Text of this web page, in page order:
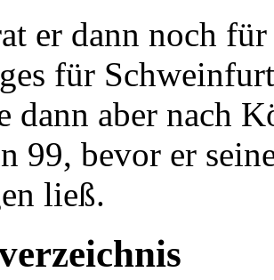
er dann noch
für
dann aber nach
99, bevor er
ließ.